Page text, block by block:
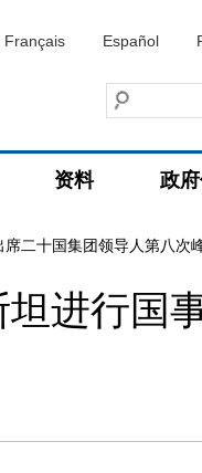
Français Español
资料 政
二十国集团领导人第八次
进行国